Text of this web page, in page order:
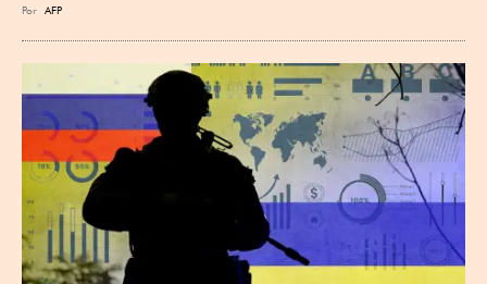
Por AFP